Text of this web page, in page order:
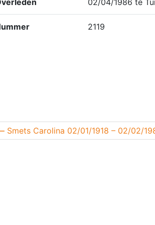
02/04/1986 te
2119
bericht
Smets Carolina 02/01/1918 – 02/02/